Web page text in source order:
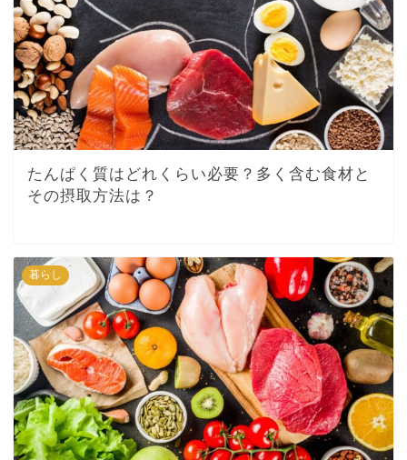
たんぱく質はどれくらい必要？多く含む食材と
その摂取方法は？
暮らし